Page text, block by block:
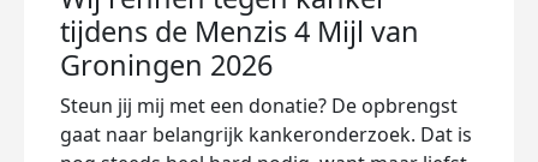
tijdens de Menzis 4 Mijl van
Groningen 2026
Steun jij mij met een donatie? De opbrengst
gaat naar belangrijk kankeronderzoek. Dat is